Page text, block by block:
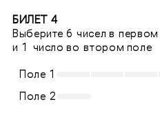
БИЛЕТ 4
Выберите 6 чисел в
и 1 число во втором поле
Поле 1
Поле 2